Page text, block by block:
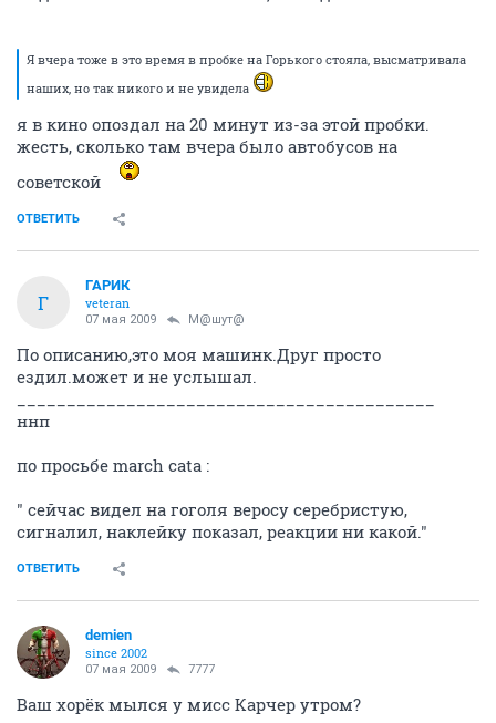
Я вчера тоже в это время в пробке на Горького стояла, высматривала
наших, но так никого и не увидела
я в кино опоздал на 20 минут из-за этой пробки.
жесть, сколько там вчера было автобусов на
советской
ОТВЕТИТЬ
Г
ГАРИК
veteran
07 мая 2009 М@шут@
По описанию,это моя машинк.Друг просто
ездил.может и не услышал.
ннп
по просьбе march catа :
" сейчас видел на гоголя веросу серебристую,
сигналил, наклейку показал, реакции ни какой."
ОТВЕТИТЬ
demien
since 2002
07 мая 2009 7777
Ваш хорёк мылся у мисс Карчер утром?